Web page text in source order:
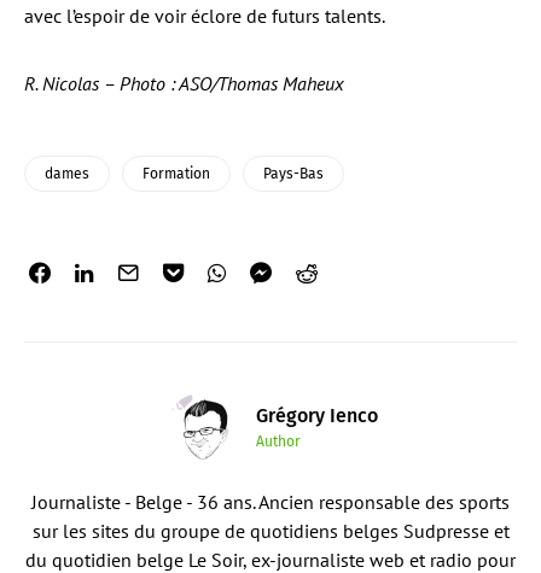
avec l’espoir de voir éclore de futurs talents.
R. Nicolas – Photo : ASO/Thomas Maheux
dames Formation Pays-Bas
Grégory Ienco
Author
Journaliste - Belge - 36 ans. Ancien responsable des sports
sur les sites du groupe de quotidiens belges Sudpresse et
du quotidien belge Le Soir, ex-journaliste web et radio pour